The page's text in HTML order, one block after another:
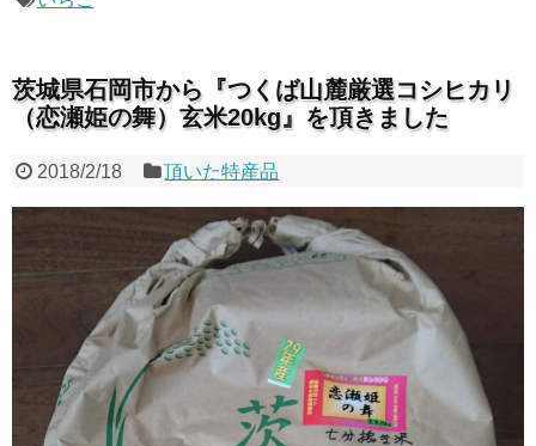
茨城県石岡市から『つくば山麓厳選コシヒカリ
（恋瀬姫の舞）玄米20kg』を頂きました
2018/2/18 頂いた特産品